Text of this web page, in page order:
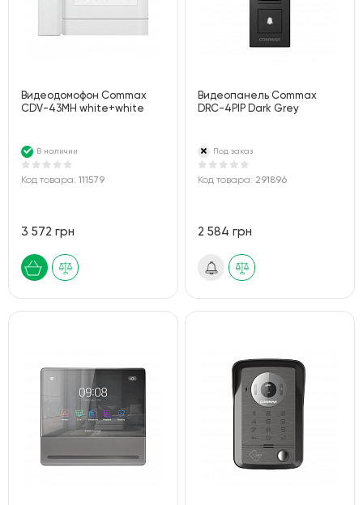
Видеодомофон Commax
CDV-43MH white+white
В наличии
Код товара: 111579
3 572 грн
Видеопанель Commax
DRC-4PIP Dark Grey
Под заказ
Код товара: 291896
2 584 грн